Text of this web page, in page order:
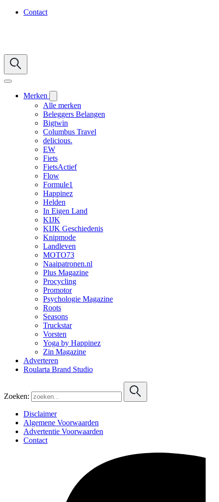
Contact
Merken
Alle merken
Beleggers Belangen
Bigtwin
Columbus Travel
delicious.
EW
Fiets
FietsActief
Flow
Formule1
Happinez
Helden
In Eigen Land
KIJK
KIJK Geschiedenis
Knipmode
Landleven
MOTO73
Naaipatronen.nl
Plus Magazine
Procycling
Promotor
Psychologie Magazine
Roots
Seasons
Truckstar
Vorsten
Yoga by Happinez
Zin Magazine
Adverteren
Roularta Brand Studio
Zoeken:
Disclaimer
Algemene Voorwaarden
Advertentie Voorwaarden
Contact